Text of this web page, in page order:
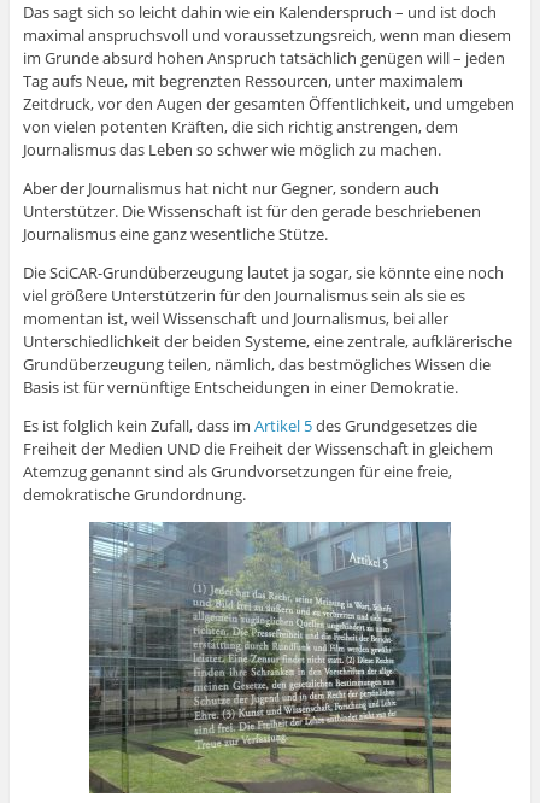
Das sagt sich so leicht dahin wie ein Kalenderspruch – und ist doch
maximal anspruchsvoll und voraussetzungsreich, wenn man diesem
im Grunde absurd hohen Anspruch tatsächlich genügen will – jeden
Tag aufs Neue, mit begrenzten Ressourcen, unter maximalem
Zeitdruck, vor den Augen der gesamten Öffentlichkeit, und umgeben
von vielen potenten Kräften, die sich richtig anstrengen, dem
Journalismus das Leben so schwer wie möglich zu machen.
Aber der Journalismus hat nicht nur Gegner, sondern auch
Unterstützer. Die Wissenschaft ist für den gerade beschriebenen
Journalismus eine ganz wesentliche Stütze.
Die SciCAR-Grundüberzeugung lautet ja sogar, sie könnte eine noch
viel größere Unterstützerin für den Journalismus sein als sie es
momentan ist, weil Wissenschaft und Journalismus, bei aller
Unterschiedlichkeit der beiden Systeme, eine zentrale, aufklärerische
Grundüberzeugung teilen, nämlich, das bestmögliches Wissen die
Basis ist für vernünftige Entscheidungen in einer Demokratie.
Es ist folglich kein Zufall, dass im Artikel 5des Grundgesetzes die
Freiheit der Medien UND die Freiheit der Wissenschaft in gleichem
Atemzug genannt sind als Grundvorsetzungen für eine freie,
demokratische Grundordnung.